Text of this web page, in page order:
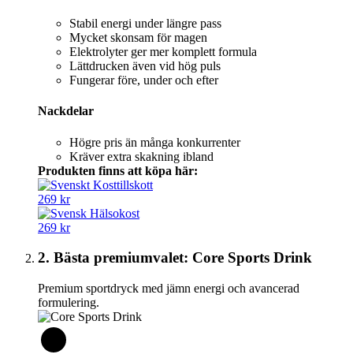
Stabil energi under längre pass
Mycket skonsam för magen
Elektrolyter ger mer komplett formula
Lättdrucken även vid hög puls
Fungerar före, under och efter
Nackdelar
Högre pris än många konkurrenter
Kräver extra skakning ibland
Produkten finns att köpa här:
269 kr
269 kr
2. Bästa premiumvalet: Core Sports Drink
Premium sportdryck med jämn energi och avancerad
formulering.